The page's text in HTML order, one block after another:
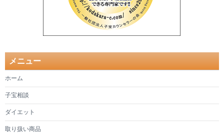
メニュー
ホーム
子宝相談
ダイエット
取り扱い商品